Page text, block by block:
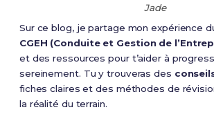
Jade
Sur ce blog, je partage mon expérience
CGEH (Conduite et Gestion de
et des ressources pour t’aider à
sereinement. Tu y trouveras des
fiches claires et des méthodes de
la réalité du terrain.